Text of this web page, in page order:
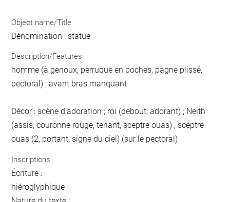
Object name/Title
Dénomination : statue
Description/Features
homme (à genoux, perruque en poches, pagne plissé,
pectoral) ; avant bras manquant
Décor : scène d'adoration ; roi (debout, adorant) ; Neith
(assis, couronne rouge, tenant, sceptre ouas) ; sceptre
ouas (2, portant, signe du ciel) (sur le pectoral)
Inscriptions
Écriture :
hiéroglyphique